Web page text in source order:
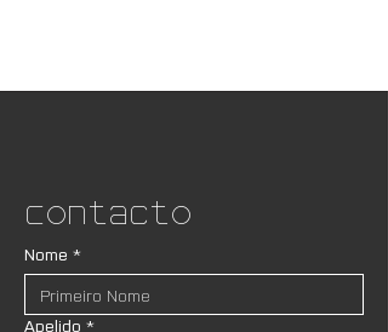
Contacto
Nome *
Apelido *